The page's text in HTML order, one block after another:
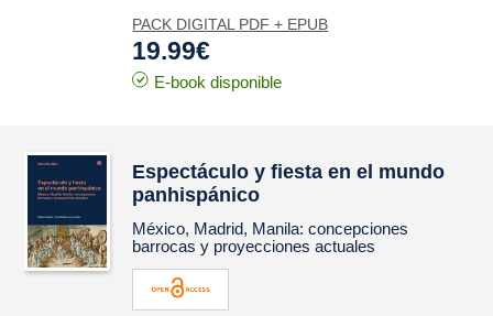
PACK DIGITAL PDF + EPUB
19.99€
E-book disponible
Espectáculo y fiesta en el mundo
panhispánico
México, Madrid, Manila: concepciones
barrocas y proyecciones actuales